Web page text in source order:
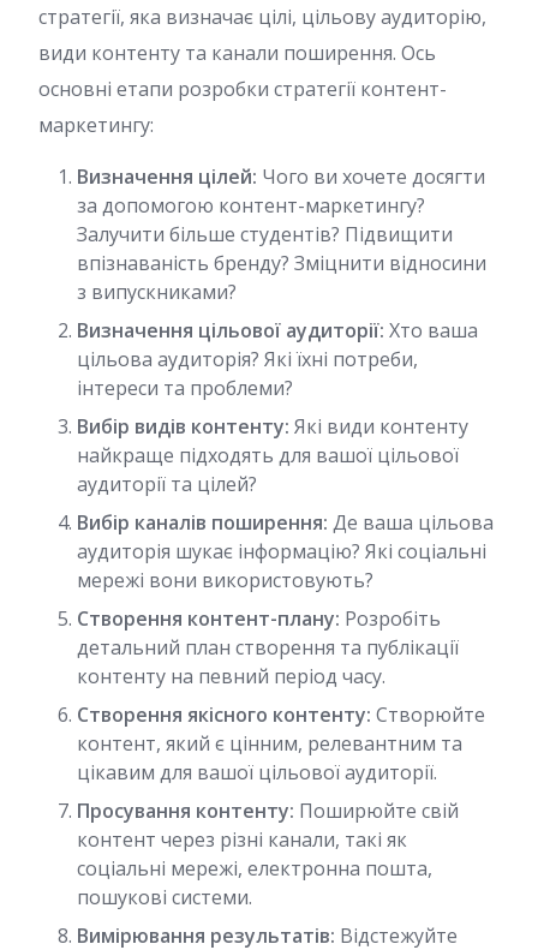
стратегії, яка визначає цілі, цільову аудиторію,
види контенту та канали поширення. Ось
основні етапи розробки стратегії контент-
маркетингу:
Визначення цілей: Чого ви хочете досягти
за допомогою контент-маркетингу?
Залучити більше студентів? Підвищити
впізнаваність бренду? Зміцнити відносини
з випускниками?
Визначення цільової аудиторії: Хто ваша
цільова аудиторія? Які їхні потреби,
інтереси та проблеми?
Вибір видів контенту: Які види контенту
найкраще підходять для вашої цільової
аудиторії та цілей?
Вибір каналів поширення: Де ваша цільова
аудиторія шукає інформацію? Які соціальні
мережі вони використовують?
Створення контент-плану: Розробіть
детальний план створення та публікації
контенту на певний період часу.
Створення якісного контенту: Створюйте
контент, який є цінним, релевантним та
цікавим для вашої цільової аудиторії.
Просування контенту: Поширюйте свій
контент через різні канали, такі як
соціальні мережі, електронна пошта,
пошукові системи.
Вимірювання результатів: Відстежуйте